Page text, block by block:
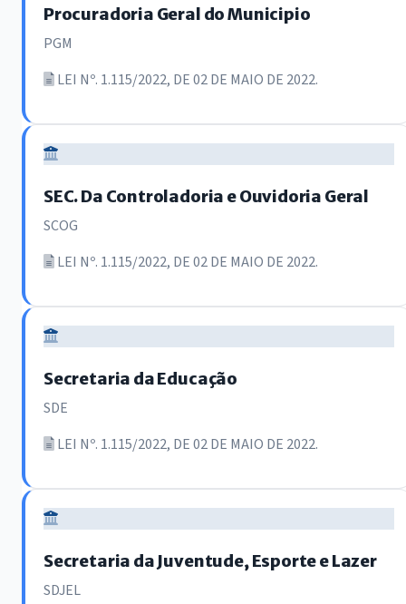
Procuradoria Geral do Municipio
PGM
LEI Nº. 1.115/2022, DE 02 DE MAIO DE 2022.
SEC. Da Controladoria e Ouvidoria Geral
SCOG
LEI Nº. 1.115/2022, DE 02 DE MAIO DE 2022.
Secretaria da Educação
SDE
LEI Nº. 1.115/2022, DE 02 DE MAIO DE 2022.
Secretaria da Juventude, Esporte e Lazer
SDJEL